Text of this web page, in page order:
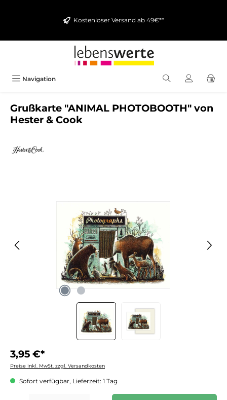
Kostenloser Versand ab 49€**
Navigation
Grußkarte "ANIMAL PHOTOBOOTH" von
Hester & Cook
3,95 €*
Preise inkl. MwSt. zzgl. Versandkosten
Sofort verfügbar, Lieferzeit: 1 Tag
Produkt Anzahl: Gib den gewünschten Wert ein oder benutze die Schaltflächen um